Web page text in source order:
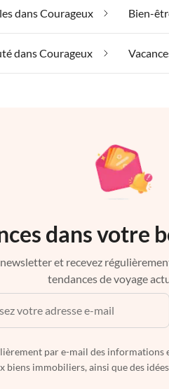
dans Courageux
dans Courageux
dans votre
et recevez
tendances de voyage
par e-mail des informations
biens immobiliers, ainsi que des